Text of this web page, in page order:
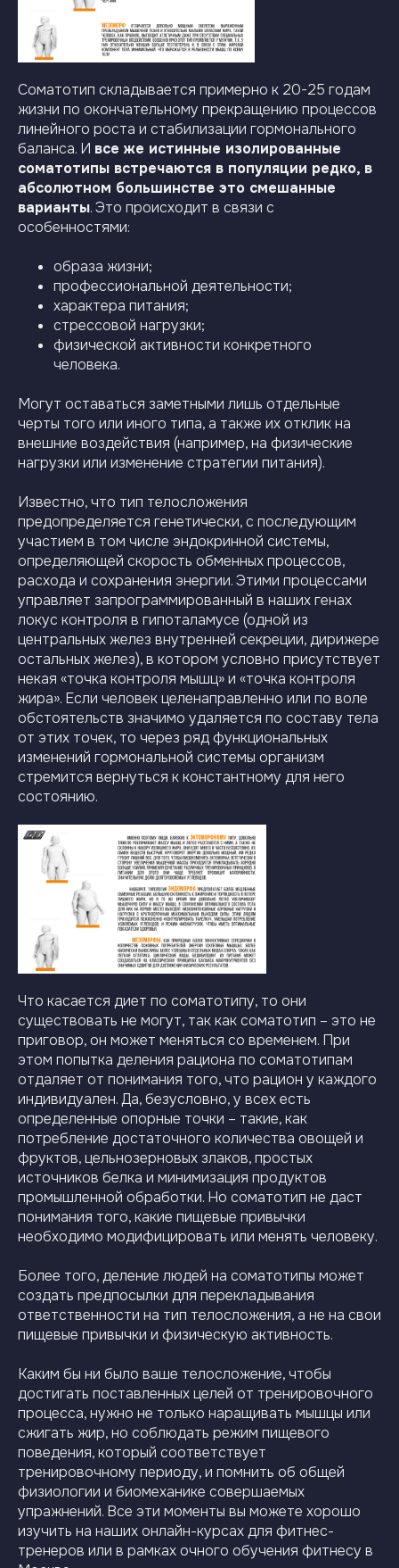
Соматотип складывается примерно к 20-25 годам
жизни по окончательному прекращению процессов
линейного роста и стабилизации гормонального
баланса. И все же истинные изолированные
соматотипы встречаются в популяции редко, в
абсолютном большинстве это смешанные
варианты. Это происходит в связи с
особенностями:
образа жизни;
профессиональной деятельности;
характера питания;
стрессовой нагрузки;
физической активности конкретного
человека.
Могут оставаться заметными лишь отдельные
черты того или иного типа, а также их отклик на
внешние воздействия (например, на физические
нагрузки или изменение стратегии питания).
Известно, что тип телосложения
предопределяется генетически, с последующим
участием в том числе эндокринной системы,
определяющей скорость обменных процессов,
расхода и сохранения энергии. Этими процессами
управляет запрограммированный в наших генах
локус контроля в гипоталамусе (одной из
центральных желез внутренней секреции, дирижере
остальных желез), в котором условно присутствует
некая «точка контроля мышц» и «точка контроля
жира». Если человек целенаправленно или по воле
обстоятельств значимо удаляется по составу тела
от этих точек, то через ряд функциональных
изменений гормональной системы организм
стремится вернуться к константному для него
состоянию.
Что касается диет по соматотипу, то они
существовать не могут, так как соматотип – это не
приговор, он может меняться со временем. При
этом попытка деления рациона по соматотипам
отдаляет от понимания того, что рацион у каждого
индивидуален. Да, безусловно, у всех есть
определенные опорные точки – такие, как
потребление достаточного количества овощей и
фруктов, цельнозерновых злаков, простых
источников белка и минимизация продуктов
промышленной обработки. Но соматотип не даст
понимания того, какие пищевые привычки
необходимо модифицировать или менять человеку.
Более того, деление людей на соматотипы может
создать предпосылки для перекладывания
ответственности на тип телосложения, а не на свои
пищевые привычки и физическую активность.
Каким бы ни было ваше телосложение, чтобы
достигать поставленных целей от тренировочного
процесса, нужно не только наращивать мышцы или
сжигать жир, но соблюдать режим пищевого
поведения, который соответствует
тренировочному периоду, и помнить об общей
физиологии и биомеханике совершаемых
упражнений. Все эти моменты вы можете хорошо
изучить на наших онлайн-курсах для фитнес-
тренеров или в рамках очного обучения фитнесу в